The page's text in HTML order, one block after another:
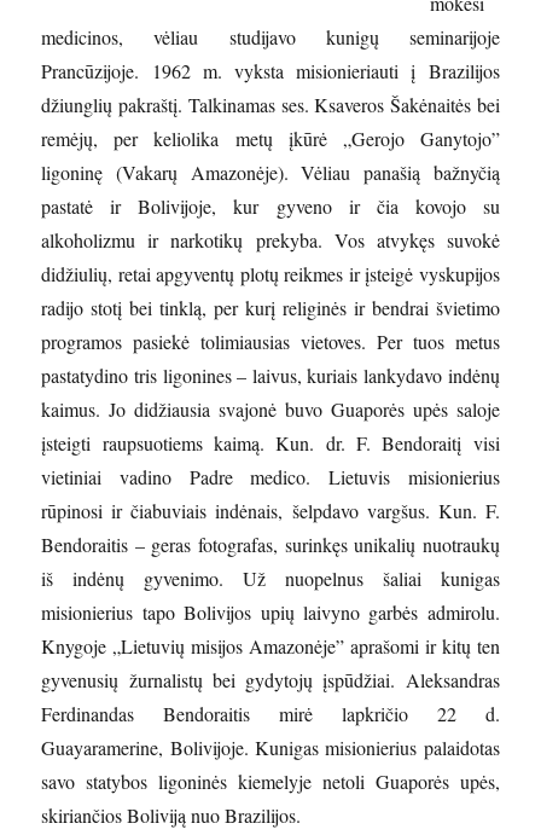
medicinos, vėliau studijavo kunigų seminarijoje
Prancūzijoje. 1962 m. vyksta misionieriauti į Brazilijos
džiunglių pakraštį. Talkinamas ses. Ksaveros Šakėnaitės bei
remėjų, per keliolika metų įkūrė „Gerojo Ganytojo”
ligoninę (Vakarų Amazonėje). Vėliau panašią bažnyčią
pastatė ir Bolivijoje, kur gyveno ir čia kovojo su
alkoholizmu ir narkotikų prekyba. Vos atvykęs suvokė
didžiulių, retai apgyventų plotų reikmes ir įsteigė vyskupijos
radijo stotį bei tinklą, per kurį religinės ir bendrai švietimo
programos pasiekė tolimiausias vietoves. Per tuos metus
pastatydino tris ligonines – laivus, kuriais lankydavo indėnų
kaimus. Jo didžiausia svajonė buvo Guaporės upės saloje
įsteigti raupsuotiems kaimą. Kun. dr. F. Bendoraitį visi
vietiniai vadino Padre medico. Lietuvis misionierius
rūpinosi ir čiabuviais indėnais, šelpdavo vargšus. Kun. F.
Bendoraitis – geras fotografas, surinkęs unikalių nuotraukų
iš indėnų gyvenimo. Už nuopelnus šaliai kunigas
misionierius tapo Bolivijos upių laivyno garbės admirolu.
Knygoje „Lietuvių misijos Amazonėje” aprašomi ir kitų ten
gyvenusių žurnalistų bei gydytojų įspūdžiai. Aleksandras
Ferdinandas Bendoraitis mirė lapkričio 22 d.
Guayaramerine, Bolivijoje. Kunigas misionierius palaidotas
savo statybos ligoninės kiemelyje netoli Guaporės upės,
skiriančios Boliviją nuo Brazilijos.